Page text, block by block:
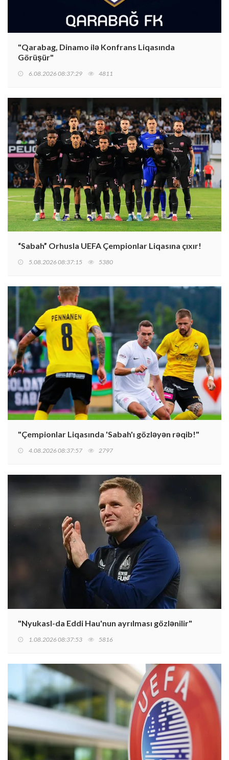
"Qarabag, Dinamo ilə Konfrans Liqasında
Görüşür"
6.08.2026 08:37:29 4811
“Sabah” Orhusla UEFA Çempionlar Liqasına çıxır!
5.08.2026 08:37:15 5380
"Çempionlar Liqasında 'Sabah'ı gözləyən rəqib!"
4.08.2026 08:37:57 2797
"Nyukasl-da Eddi Hau'nun ayrılması gözlənilir"
1.08.2026 08:37:53 5816